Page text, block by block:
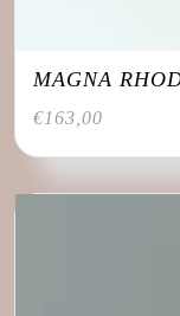
MAGNA
€163,00